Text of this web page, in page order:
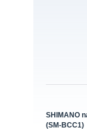
SHIMANO
(SM-BCC1)